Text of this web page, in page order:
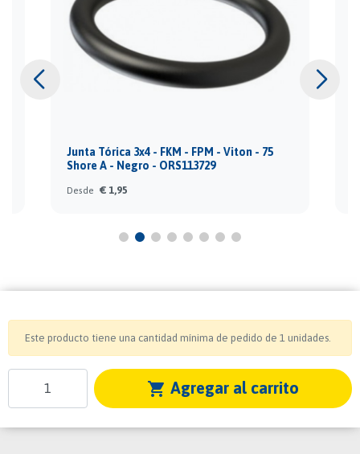
Junta Tórica 3x4 - FKM - FPM - Viton - 75
Shore A - Negro - ORS113729
Desde € 1,95
Este producto tiene una cantidad mínima de pedido de 1 unidades.
shopping_cart Agregar al carrito